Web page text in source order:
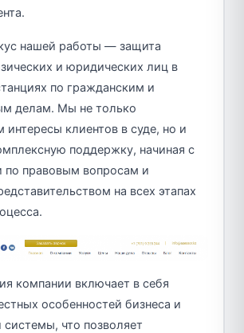
нашей работы — защита
и юридических лиц в
по гражданским и
делам. Мы не только
интересы клиентов в суде, но и
поддержку, начиная с
по правовым вопросам и
на всех этапах
компании включает в себя
особенностей бизнеса и
что позволяет